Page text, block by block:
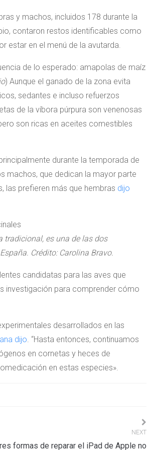
y machos, incluidos 178 durante la
contaron restos identificables como
estar en el menú de la avutarda.
de lo esperado: amapolas de maíz
) Aunque el ganado de la zona evita
sedantes e incluso refuerzos
de la víbora púrpura son venenosas
son ricas en aceites comestibles
durante la temporada de
machos, que dedican la mayor parte
las prefieren más que hembras dijo
tradicional, es una de las dos
Crédito: Carolina Bravo.
candidatas para las aves que
investigación para comprender cómo
desarrollados en las
dijo. “Hasta entonces, continuamos
en cornetas y heces de
en estas especies».
NEXT
formas de reparar el iPad de Apple no